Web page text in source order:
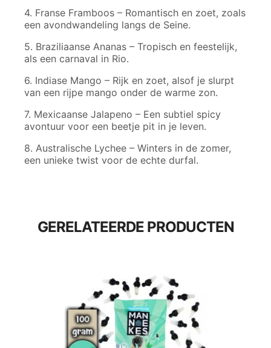
4. Franse Framboos – Romantisch en zoet, zoals
een avondwandeling langs de Seine.
5. Braziliaanse Ananas – Tropisch en feestelijk,
als een carnaval in Rio.
6. Indiase Mango – Rijk en zoet, alsof je slurpt
van een rijpe mango onder de warme zon.
7. Mexicaanse Jalapeno – Een subtiel spicy
avontuur voor een beetje pit in je leven.
8. Australische Lychee – Winters in de zomer,
een unieke twist voor de echte durfal.
GERELATEERDE PRODUCTEN